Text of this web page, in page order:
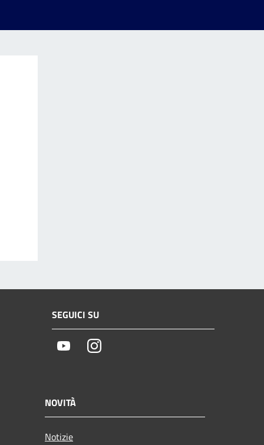
SEGUICI SU
YoutubeInstagram
NOVITÀ
Notizie